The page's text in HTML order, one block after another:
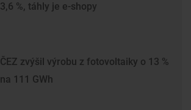
3,6 %, táhly je e-shopy
ČEZ zvýšil výrobu z fotovoltaiky o 13 %
na 111 GWh